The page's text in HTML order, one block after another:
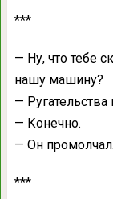
***
— Ну, что тебе
нашу машину?
— Ругательства
— Конечно.
— Он промолчал.
***